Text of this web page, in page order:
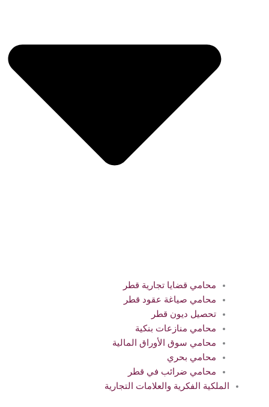
محامي قضايا تجارية قطر
محامي صياغة عقود قطر
تحصيل ديون قطر
محامي منازعات بنكية
محامي سوق الأوراق المالية
محامي بحري
محامي ضرائب في قطر
الملكية الفكرية والعلامات التجارية